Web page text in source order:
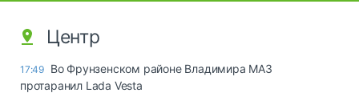
Центр
17:49 Во Фрунзенском районе Владимира МАЗ
протаранил Lada Vesta